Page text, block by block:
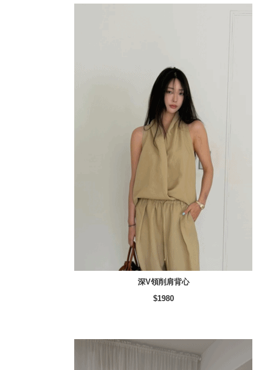
深V領削肩背心
$1980